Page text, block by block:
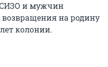
СИЗО и мужчин
на родину
колонии.